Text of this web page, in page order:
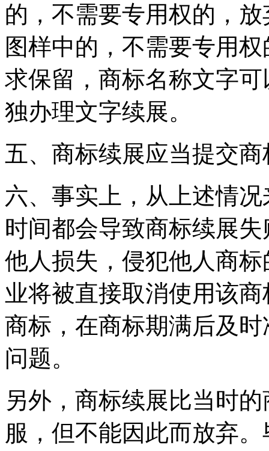
的，不需要专用权的，
图样中的，不需要专用
求保留，商标名称文字
独办理文字续展。
五、商标续展应当提交
六、事实上，从上述情
时间都会导致商标续展
他人损失，侵犯他人商
业将被直接取消使用该
商标，在商标期满后及
问题。
另外，商标续展比当时
服，但不能因此而放弃